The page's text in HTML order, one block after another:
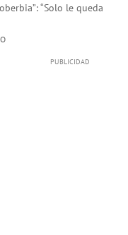
“Solo le queda